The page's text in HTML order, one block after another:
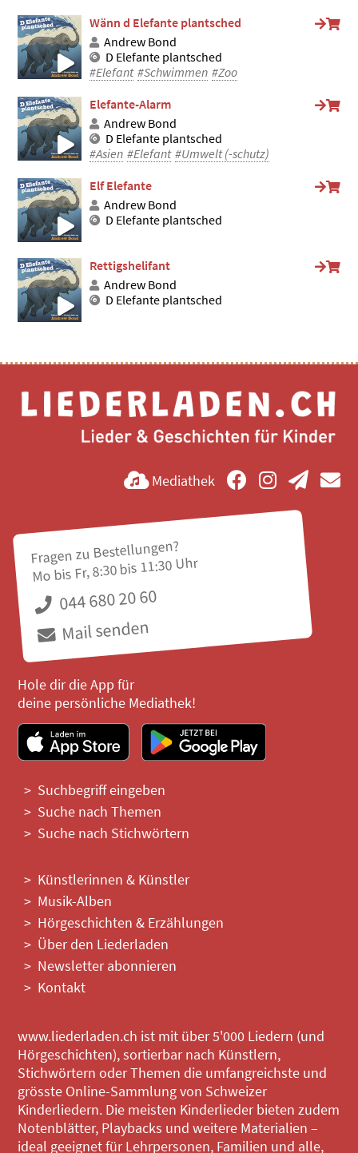
Wänn d Elefante plantsched
Andrew Bond
D Elefante plantsched
#Elefant #Schwimmen #Zoo
Elefante-Alarm
Andrew Bond
D Elefante plantsched
#Asien #Elefant #Umwelt (-schutz)
Elf Elefante
Andrew Bond
D Elefante plantsched
Rettigshelifant
Andrew Bond
D Elefante plantsched
Mediathek
Fragen zu Bestellungen?
Mo bis Fr, 8:30 bis 11:30 Uhr
044 680 20 60
Mail senden
Hole dir die App für
deine persönliche Mediathek!
Suchbegriff eingeben
Suche nach Themen
Suche nach Stichwörtern
Künstlerinnen & Künstler
Musik-Alben
Hörgeschichten & Erzählungen
Über den Liederladen
Newsletter abonnieren
Kontakt
www.liederladen.ch ist mit über 5'000 Liedern (und
Hörgeschichten), sortierbar nach Künstlern,
Stichwörtern oder Themen die umfangreichste und
grösste Online-Sammlung von Schweizer
Kinderliedern. Die meisten Kinderlieder bieten zudem
Notenblätter, Playbacks und weitere Materialien –
ideal geeignet für Lehrpersonen, Familien und alle,